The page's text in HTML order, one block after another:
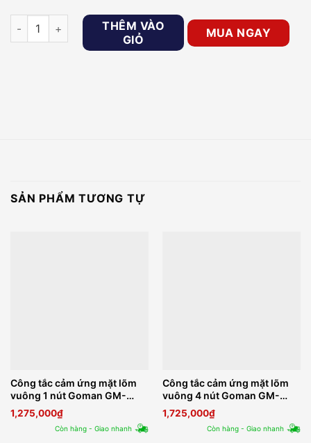
Công tắc cảm ứng mặt lõm vuông 2 nút Goman GM-ZB342-
THÊM VÀO
GIỎ
MUA NGAY
SẢN PHẨM TƯƠNG TỰ
Công tắc cảm ứng mặt lõm
vuông 1 nút Goman GM-
ZB341-US Series 2
1,275,000₫
Còn hàng - Giao nhanh
Công tắc cảm ứng mặt lõm
vuông 4 nút Goman GM-
ZB344-US Series 2
1,725,000₫
Còn hàng - Giao nhanh